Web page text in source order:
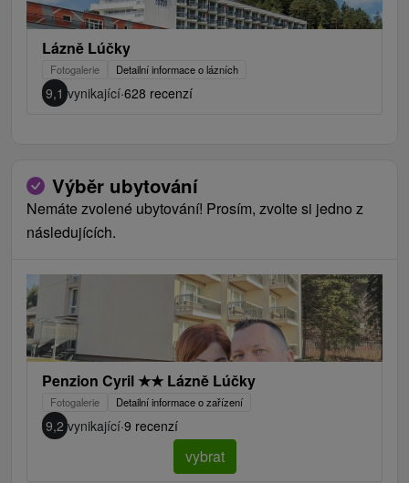
Lázně Lúčky
Fotogalerie Detailní informace o lázních
9,1 vynikající·628 recenzí
Výběr ubytování
Nemáte zvolené ubytování! Prosím, zvolte si jedno z
následujících.
Penzion Cyril ★★ Lázně Lúčky
Fotogalerie Detailní informace o zařízení
9,2 vynikající·9 recenzí
vybrat